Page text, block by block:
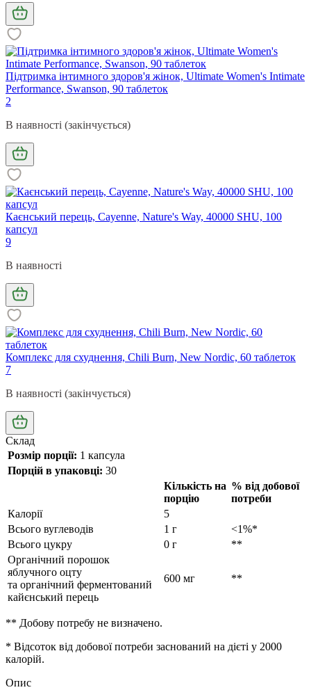
Підтримка інтимного здоров'я жінок, Ultimate Women's Intimate
Performance, Swanson, 90 таблеток
2
В наявності (закінчується)
Каєнський перець, Cayenne, Nature's Way, 40000 SHU, 100
капсул
9
В наявності
Комплекс для схуднення, Chili Burn, New Nordic, 60 таблеток
7
В наявності (закінчується)
Склад
Розмір порції: 1 капсула
Порцій в упаковці: 30
Кількість на
порцію
% від добової
потреби
Калорії
5
Всього вуглеводів
1 г
<1%*
Всього цукру
0 г
**
Органічний порошок
яблучного оцту
та органічний ферментований
кайєнський перець
600 мг **
** Добову потребу не визначено.
* Відсоток від добової потреби заснований на дієті у 2000
калорій.
Опис